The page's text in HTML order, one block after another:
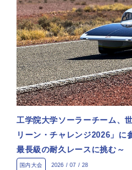
工学院大学ソーラーチーム、
リーン・チャレンジ2026」
最長級の耐久レースに挑む～
国内大会 2026 / 07 / 28